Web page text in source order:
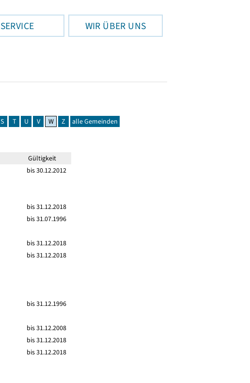
SERVICE WIR ÜBER UNS
S T U V W Z alle Gemeinden
Gültigkeit
bis 30.12.2012
bis 31.12.2018
bis 31.07.1996
bis 31.12.2018
bis 31.12.2018
bis 31.12.1996
bis 31.12.2008
bis 31.12.2018
bis 31.12.2018